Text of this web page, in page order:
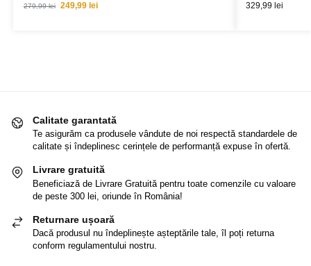
279,99lei 249,99 lei 329,99 lei
Calitate garantată
Te asigurăm ca produsele vândute de noi respectă standardele de
calitate și îndeplinesc cerințele de performanță expuse în ofertă.
Livrare gratuită
Beneficiază de Livrare Gratuită pentru toate comenzile cu valoare
de peste 300 lei, oriunde în România!
Returnare ușoară
Dacă produsul nu îndeplinește așteptările tale, îl poți returna
conform regulamentului nostru.